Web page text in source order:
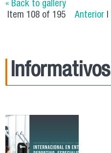
« Back to gallery
Item 108 of 195
Anterior |
Informativos